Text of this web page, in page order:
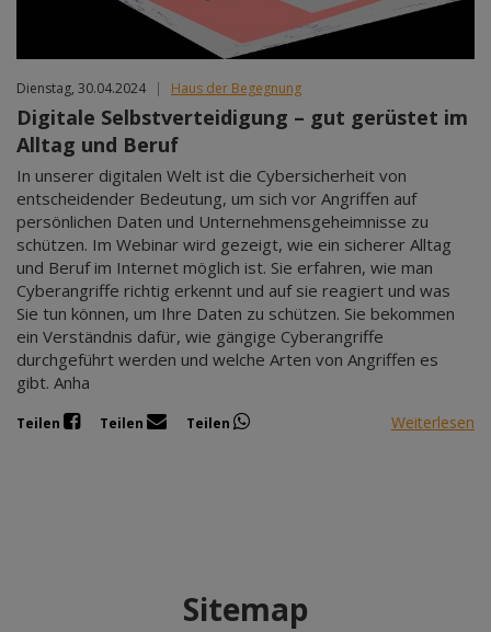
Dienstag, 30.04.2024 | Haus der Begegnung
Digitale Selbstverteidigung – gut gerüstet im
Alltag und Beruf
In unserer digitalen Welt ist die Cybersicherheit von
entscheidender Bedeutung, um sich vor Angriffen auf
persönlichen Daten und Unternehmensgeheimnisse zu
schützen. Im Webinar wird gezeigt, wie ein sicherer Alltag
und Beruf im Internet möglich ist. Sie erfahren, wie man
Cyberangriffe richtig erkennt und auf sie reagiert und was
Sie tun können, um Ihre Daten zu schützen. Sie bekommen
ein Verständnis dafür, wie gängige Cyberangriffe
durchgeführt werden und welche Arten von Angriffen es
gibt. Anha
Teilen Teilen Teilen Weiterlesen
Sitemap